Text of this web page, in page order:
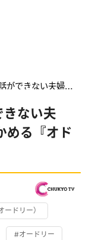
ーが真偽を確かめる『オドぜひ』
ない夫
める『オド
ドリー）
#オードリー